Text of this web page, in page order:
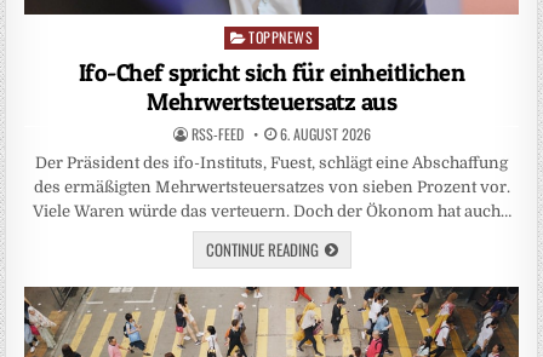
Posted
in
TOPPNEWS
Ifo-Chef spricht sich für einheitlichen
Mehrwertsteuersatz aus
RSS-FEED 6. AUGUST 2026
Der Präsident des ifo-Instituts, Fuest, schlägt eine Abschaffung
des ermäßigten Mehrwertsteuersatzes von sieben Prozent vor.
Viele Waren würde das verteuern. Doch der Ökonom hat auch…
CONTINUE READING